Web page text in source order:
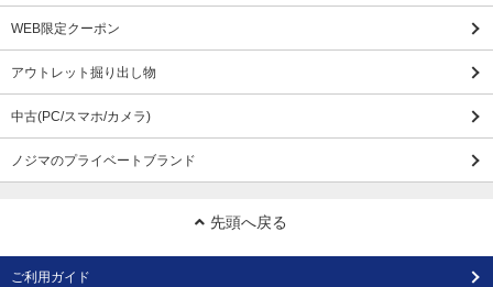
WEB限定クーポン
アウトレット掘り出し物
中古(PC/スマホ/カメラ)
ノジマのプライベートブランド
先頭へ戻る
ご利用ガイド